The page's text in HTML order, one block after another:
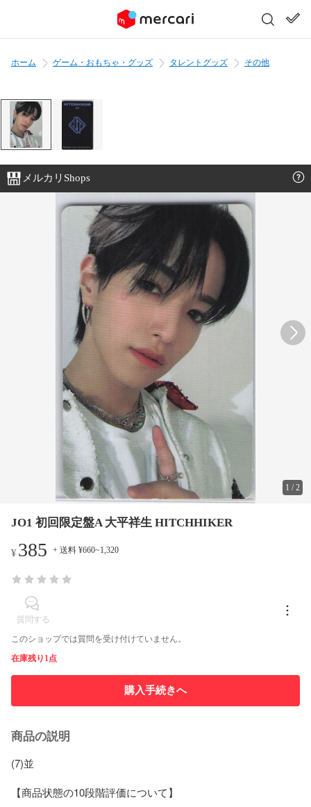
ホーム ゲーム・おもちゃ・グッズ タレントグッズ その他
メルカリShops
1 /2
JO1 初回限定盤A 大平祥生 HITCHHIKER
¥385 + 送料 ¥660~1,320
質問する
このショップでは質問を受け付けていません。
在庫残り1点
購入手続きへ
商品の説明
(7)並
【商品状態の10段階評価について】